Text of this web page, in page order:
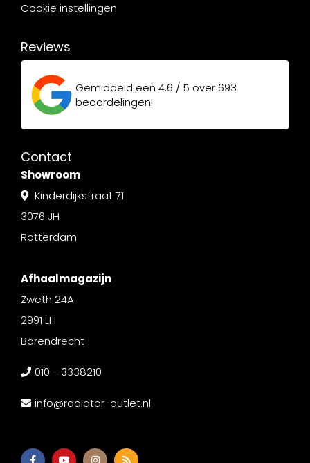
Cookie instellingen
Reviews
Gemiddeld een 4.6 / 5 over693
beoordelingen!
Contact
Showroom
Kinderdijkstraat 71
3076 JH
Rotterdam
Afhaalmagazijn
Zweth 24A
2991 LH
Barendrecht
010 - 3338210
info@radiator-outlet.nl